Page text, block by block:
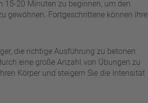
15-20 Minuten zu beginnen, um den
gewöhnen. Fortgeschrittene können ihre
die richtige Ausführung zu betonen
eine große Anzahl von Übungen zu
Körper und steigern Sie die Intensität